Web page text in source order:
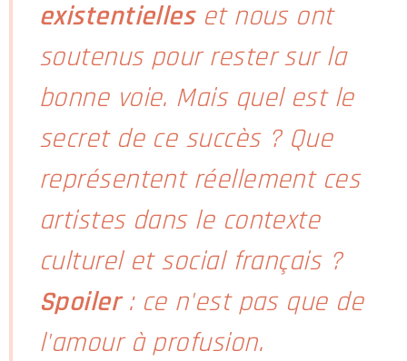
existentielleset nous ont
soutenus pour rester sur la
bonne voie. Mais quel est le
secret de ce succès ? Que
représentent réellement ces
artistes dans le contexte
culturel et social français ?
Spoiler: ce n'est pas que de
l'amour à profusion.